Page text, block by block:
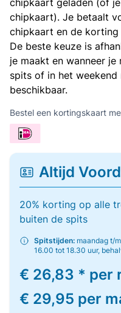
chipkaart geladen (of
chipkaart). Je betaalt
chipkaart en de
De beste keuze is
je maakt en wanneer
spits of in het
beschikbaar.
Bestel een kortingskaart
Altijd
20% korting op alle
buiten de spits
Spitstijden: maandag t/
16.00 tot 18.30 uur,
€ 26,83 * per
€ 29,95 per